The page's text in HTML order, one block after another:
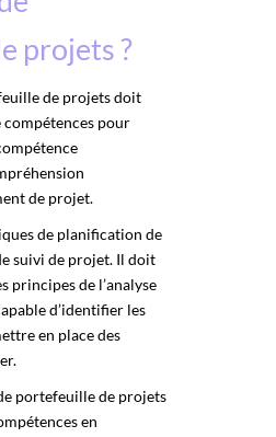
projets ?
de projets doit
pour
de projet.
de planification de
suivi de projet. Il doit
principes de l’analyse
d’identifier les
en place des
portefeuille de projets
en